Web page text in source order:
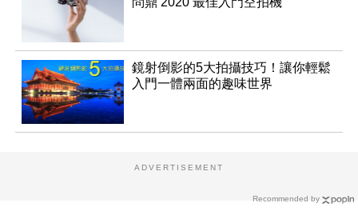
鏡射倒影的5大拍攝技巧！讓你輕鬆
入門一體兩面的趣味世界
Recommended by
ADVERTISEMENT